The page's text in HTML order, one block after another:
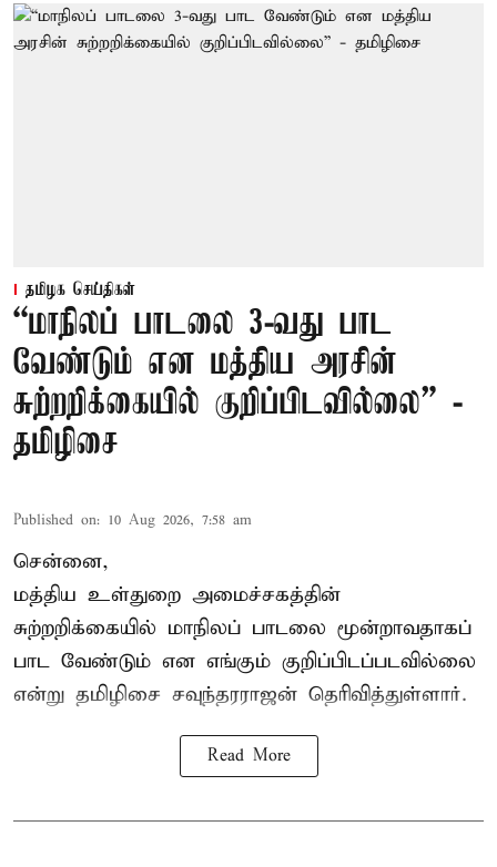
தமிழக செய்திகள்
“மாநிலப் பாடலை 3-வது பாட
வேண்டும் என மத்திய அரசின்
சுற்றறிக்கையில் குறிப்பிடவில்லை” -
தமிழிசை
Published on: 10 Aug 2026, 7:58 am
சென்னை,
மத்திய உள்துறை அமைச்சகத்தின்
சுற்றறிக்கையில் மாநிலப் பாடலை மூன்றாவதாகப்
பாட வேண்டும் என எங்கும் குறிப்பிடப்படவில்லை
என்று தமிழிசை சவுந்தரராஜன் தெரிவித்துள்ளார்.
Read More